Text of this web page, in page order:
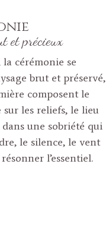
et précieux
cérémonie se
brut et préservé,
composent le
sur les reliefs, le lieu
une sobriété qui
le silence, le vent
l’essentiel.